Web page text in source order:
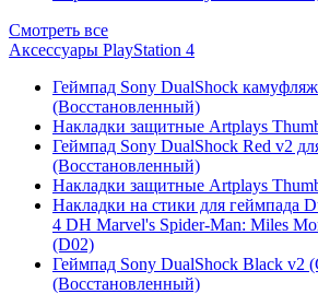
Смотреть все
Аксессуары PlayStation 4
Геймпад Sony DualShock
(Восстановленный)
Накладки защитные Artplays
Геймпад Sony DualShock Red v2
(Восстановленный)
Накладки защитные Artplays
Накладки на стики для геймпада
4 DH Marvel's Spider-Man: Miles
(D02)
Геймпад Sony DualShock Black v2
(Восстановленный)